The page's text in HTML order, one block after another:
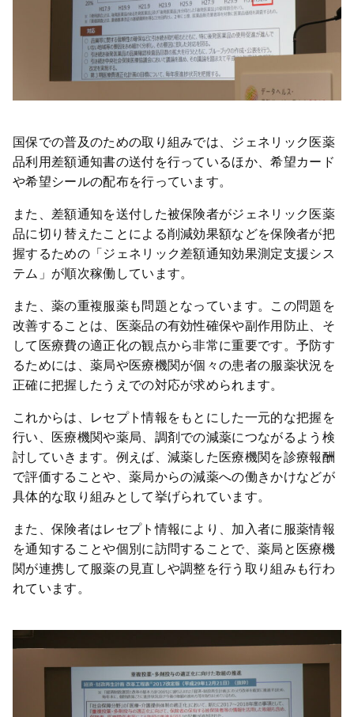
国保での普及のための取り組みでは、ジェネリック医薬
品利用差額通知書の送付を行っているほか、希望カード
や希望シールの配布を行っています。
また、差額通知を送付した被保険者がジェネリック医薬
品に切り替えたことによる削減効果額などを保険者が把
握するための「ジェネリック差額通知効果測定支援シス
テム」が順次稼働しています。
また、薬の重複服薬も問題となっています。この問題を
改善することは、医薬品の有効性確保や副作用防止、そ
して医療費の適正化の観点から非常に重要です。予防す
るためには、薬局や医療機関が個々の患者の服薬状況を
正確に把握したうえでの対応が求められます。
これからは、レセプト情報をもとにした一元的な把握を
行い、医療機関や薬局、調剤での減薬につながるよう検
討していきます。例えば、減薬した医療機関を診療報酬
で評価することや、薬局からの減薬への働きかけなどが
具体的な取り組みとして挙げられています。
また、保険者はレセプト情報により、加入者に服薬情報
を通知することや個別に訪問することで、薬局と医療機
関が連携して服薬の見直しや調整を行う取り組みも行わ
れています。